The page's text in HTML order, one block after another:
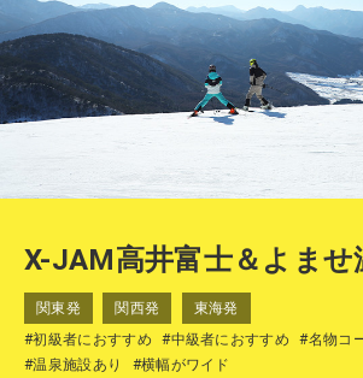
X-JAM高井富士＆よませ
関東発 関西発
東海発
#初級者におすすめ
#中級者におすすめ
#名物コ
#温泉施設あり
#横幅がワイド